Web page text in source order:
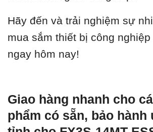
Hãy đến và trải nghiệm sự
mua sắm thiết bị công nghiệp
ngay hôm nay!
Giao hàng nhanh cho
phẩm có sẵn, bảo hành